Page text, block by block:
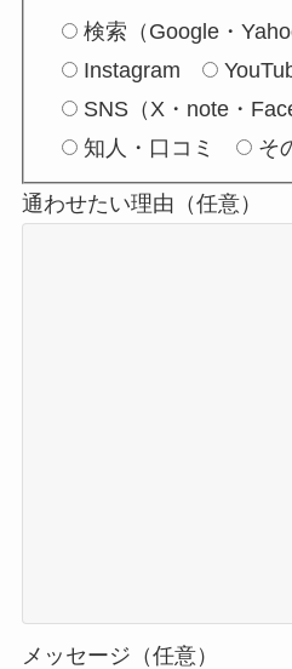
検索（Google・
Instagram
SNS（X・note・
知人・口コミ
そ
通わせたい理由（任意）
メッセージ（任意）